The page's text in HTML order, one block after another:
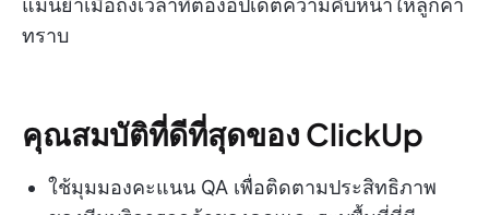
แม่นยำเมื่อถึงเวลาที่ต้องอัปเดตความคืบหน้าให้ลูกค้า
ทราบ
คุณสมบัติที่ดีที่สุดของ ClickUp
ใช้มุมมองคะแนน QA เพื่อติดตามประสิทธิภาพ